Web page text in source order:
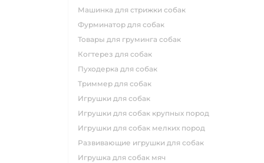
машинка для стрижки собак
фурминатор для собак
товары для груминга собак
когтерез для собак
пуходерка для собак
триммер для собак
игрушки для собак
игрушки для собак крупных пород
игрушки для собак мелких пород
развивающие игрушки для собак
игрушка для собак мяч